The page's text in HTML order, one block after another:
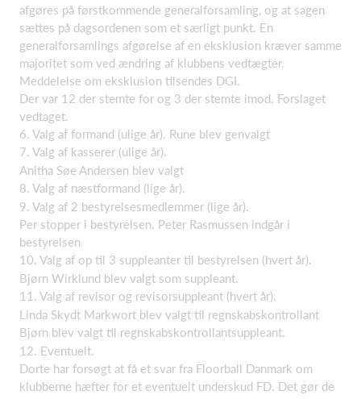
afgøres på førstkommende generalforsamling, og at sagen
sættes på dagsordenen som et særligt punkt. En
generalforsamlings afgørelse af en eksklusion kræver samme
majoritet som ved ændring af klubbens vedtægter.
Meddelelse om eksklusion tilsendes DGI.
Der var 12 der stemte for og 3 der stemte imod. Forslaget
vedtaget.
6. Valg af formand (ulige år). Rune blev genvalgt
7. Valg af kasserer (ulige år).
Anitha Søe Andersen blev valgt
8. Valg af næstformand (lige år).
9. Valg af 2 bestyrelsesmedlemmer (lige år).
Per stopper i bestyrelsen. Peter Rasmussen indgår i
bestyrelsen
10. Valg af op til 3 suppleanter til bestyrelsen (hvert år).
Bjørn Wirklund blev valgt som suppleant.
11. Valg af revisor og revisorsuppleant (hvert år).
Linda Skydt Markwort blev valgt til regnskabskontrollant
Bjørn blev valgt til regnskabskontrollantsuppleant.
12. Eventuelt.
Dorte har forsøgt at få et svar fra Floorball Danmark om
klubberne hæfter for et eventuelt underskud FD. Det gør de